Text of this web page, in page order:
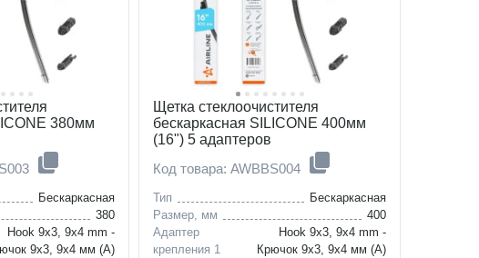
380мм
Бескаркасная
380
Hook 9x3, 9x4 mm -
9x3, 9x4 мм (A)
Щетка стеклоочистителя
бескаркасная SILICONE 400мм
(16") 5 адаптеров
Код товара: AWBBS004
Тип
Бескаркасная
Размер, мм
400
Адаптер
крепления 1
Hook 9x3, 9x4 mm -
Крючок 9x3, 9x4 мм (A)